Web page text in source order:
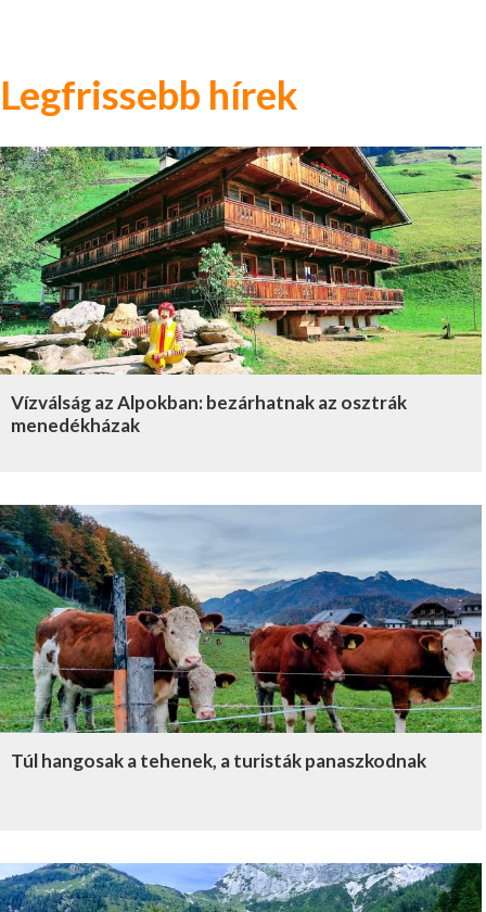
Legfrissebb hírek
Vízválság az Alpokban: bezárhatnak az osztrák
menedékházak
Túl hangosak a tehenek, a turisták panaszkodnak